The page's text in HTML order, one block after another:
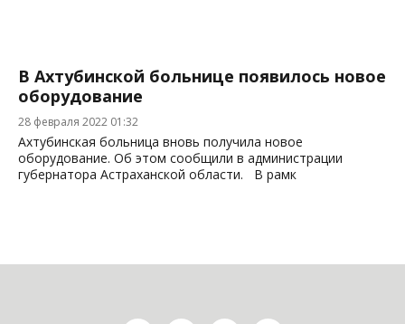
В Ахтубинской больнице появилось новое
оборудование
28 февраля 2022 01:32
Ахтубинская больница вновь получила новое
оборудование. Об этом сообщили в администрации
губернатора Астраханской области. В рамк